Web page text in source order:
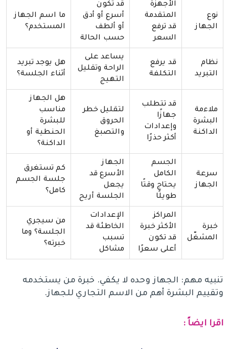
نوع
الجهاز
الأجهزة
المتقدمة
قد ترفع
السعر
قد تكون
أسرع أو أدق
أو ألطف
حسب الحالة
ما اسم الجهاز
المستخدم؟
نظام
التبريد
قد يرفع
التكلفة
يساعد على
الراحة وتقليل
التهيج
هل يوجد تبريد
أثناء الجلسة؟
ملاءمة
البشرة
الداكنة
قد تتطلب
جهازًا
وإعدادات
أكثر حذرًا
لتقليل خطر
الحروق
والتصبغ
هل الجهاز
مناسب
للبشرة
الحنطية أو
الداكنة؟
سرعة
الجهاز
الجسم
الكامل
يحتاج وقتًا
طويلًا
الجهاز
الأسرع قد
يجعل
الجلسة أريح
كم تستغرق
جلسة الجسم
كامل؟
خبرة
المشغّل
المراكز
الأكثر خبرة
قد تكون
أعلى سعرًا
الإعدادات
الخاطئة قد
تسبب
مشاكل
من سيجري
الجلسة؟ وما
خبرته؟
تنبيه مهم: الجهاز وحده لا يكفي. خبرة من يستخدمه
وتقييم البشرة أهم من الاسم التجاري للجهاز.
اقرا ايضاً :